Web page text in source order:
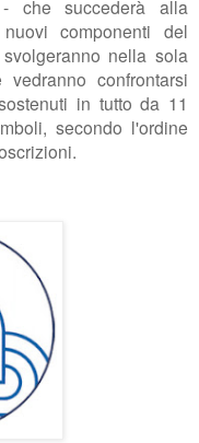
che succederà alla
componenti del
nella sola
confrontarsi
in tutto da 11
secondo l'ordine